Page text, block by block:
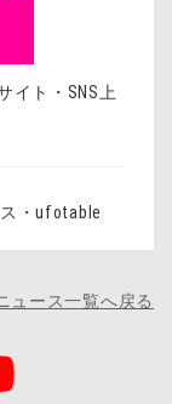
イト・SNS上
・ufotable
ュース一覧へ戻る